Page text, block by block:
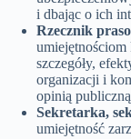
i dbając o ich
Rzecznik
szczegóły,
organizacji i
opinią
Sekretarka,
umiejętność